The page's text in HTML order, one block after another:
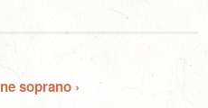
soprano ›